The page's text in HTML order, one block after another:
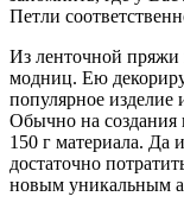
Петли
Из ленточной
модниц. Ею
популярное
Обычно на создания
150 г материала. Да
достаточно
новым уникальным